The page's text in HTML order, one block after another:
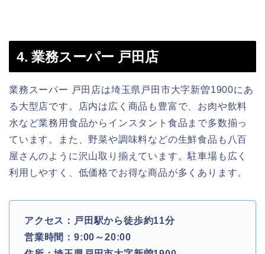
4. 業務スーパー 戸田店
業務スーパー 戸田店は埼玉県戸田市大字新曽1900にあ
る大型店です。店内は広く商品も豊富で、お肉や飲料
水など業務用食品からインスタント食品まで多数揃っ
ています。また、野菜や調味料などの生鮮食品も八百
屋さんのように沢山取り揃えています。駐車場も広く
利用しやすく、低価格でお得な商品が多くあります。
アクセス：戸田駅から徒歩約11分
営業時間：9:00～20:00